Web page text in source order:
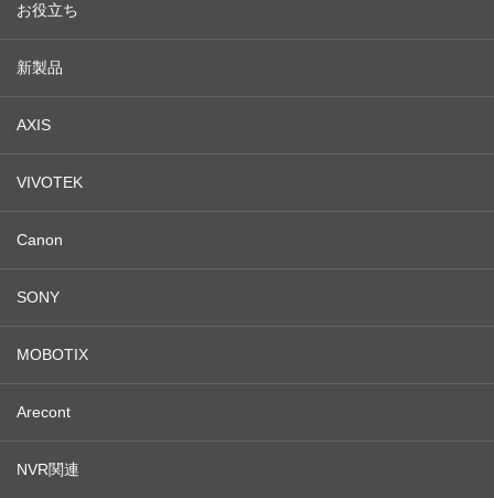
お役立ち
新製品
AXIS
VIVOTEK
Canon
SONY
MOBOTIX
Arecont
NVR関連